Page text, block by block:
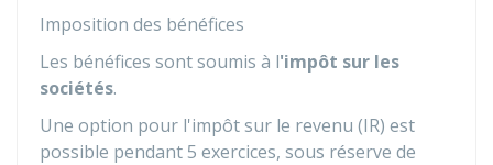
Imposition des bénéfices
Les bénéfices sont soumis à l'impôt sur les
sociétés.
Une option pour l'impôt sur le revenu (IR) est
possible pendant 5 exercices, sous réserve de